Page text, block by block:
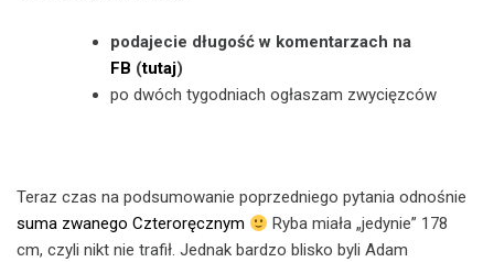
podajecie długość w komentarzach na
FB (tutaj)
po dwóch tygodniach ogłaszam zwycięzców
Teraz czas na podsumowanie poprzedniego pytania odnośnie
suma zwanego Czteroręcznym
Ryba miała „jedynie” 178
cm, czyli nikt nie trafił. Jednak bardzo blisko byli Adam